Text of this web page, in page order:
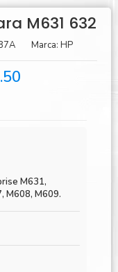
M631 632
Marca: HP
M631,
M608, M609.